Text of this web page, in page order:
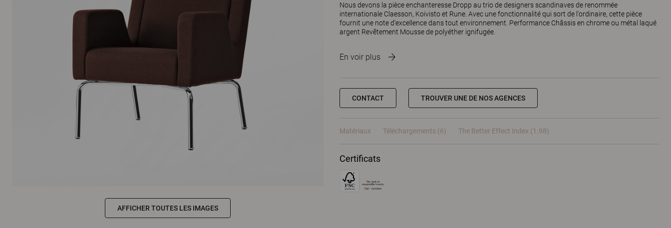
Nous devons la pièce enchanteresse Dropp au trio de designers scandinaves de renommée
internationale Claesson, Koivisto et Rune. Avec une fonctionnalité qui sort de l'ordinaire, cette pièce
fournit une note d'excellence dans tout environnement. Performance Châssis en chrome ou métal laqué
argent Revêtement Mousse de polyéther ignifugée.
En voir plus
CONTACT TROUVER UNE DE NOS AGENCES
Matériaux Téléchargements (6) The Better Effect Index (1.98)
Certificats
AFFICHER TOUTES LES IMAGES